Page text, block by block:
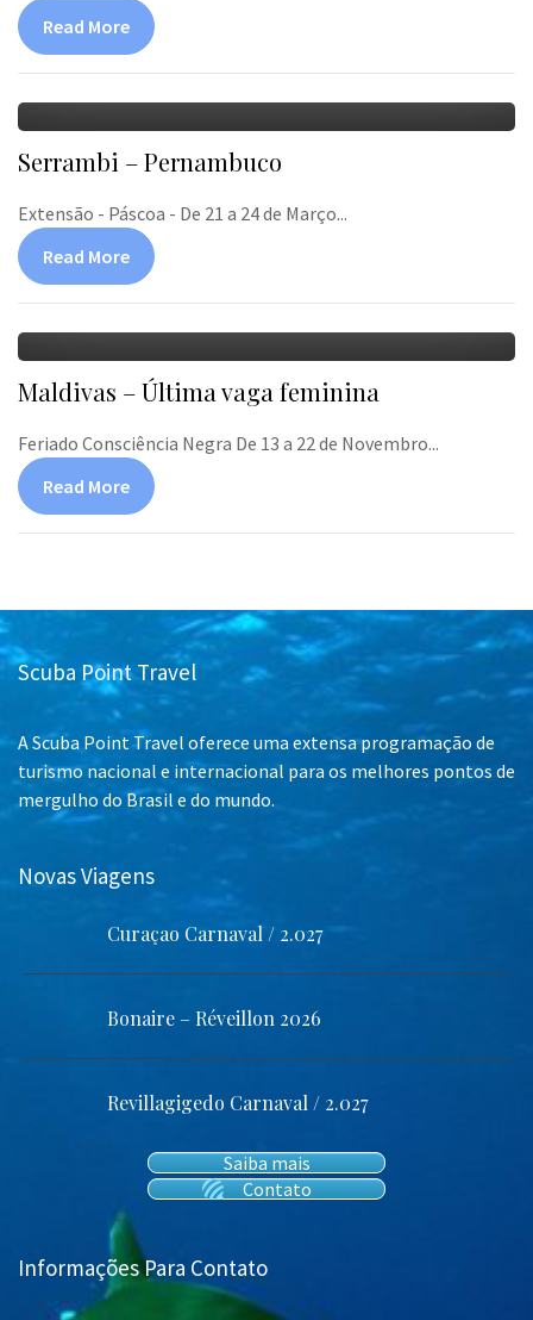
Read More
Serrambi – Pernambuco
Extensão - Páscoa - De 21 a 24 de Março...
Read More
Maldivas – Última vaga feminina
Feriado Consciência Negra De 13 a 22 de Novembro...
Read More
Scuba Point Travel
A Scuba Point Travel oferece uma extensa programação de
turismo nacional e internacional para os melhores pontos de
mergulho do Brasil e do mundo.
Novas Viagens
Curaçao Carnaval / 2.027
Bonaire – Réveillon 2026
Revillagigedo Carnaval / 2.027
Saiba mais
Contato
Informações Para Contato